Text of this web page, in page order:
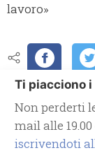
lavoro»
Ti piacciono
Non perderti
mail alle
iscrivendoti